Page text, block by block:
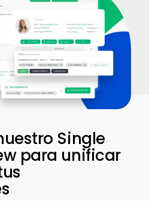
Single
para unificar